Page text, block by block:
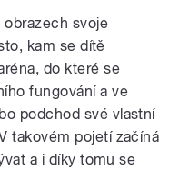
obrazech svoje
kam se dítě
do které se
fungování a ve
podchod své vlastní
takovém pojetí začíná
a i díky tomu se